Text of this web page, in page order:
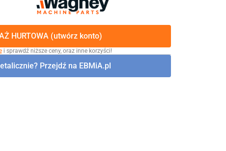
HURTOWA (utwórz konto)
i sprawdź niższe ceny, oraz inne korzyści!
Przejdź na EBMiA.pl